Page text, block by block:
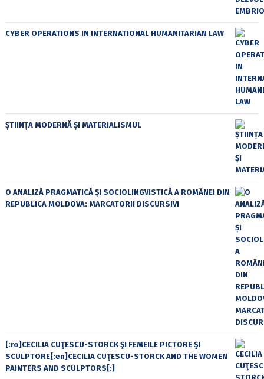
CYBER OPERATIONS IN INTERNATIONAL HUMANITARIAN LAW
ȘTIINȚA MODERNĂ ȘI MATERIALISMUL
O ANALIZĂ PRAGMATICĂ ȘI SOCIOLINGVISTICĂ A ROMÂNEI DIN
REPUBLICA MOLDOVA: MARCATORII DISCURSIVI
[:ro]CECILIA CUŢESCU-STORCK ŞI FEMEILE PICTORE ŞI
SCULPTORE[:en]CECILIA CUŢESCU-STORCK AND THE WOMEN
PAINTERS AND SCULPTORS[:]